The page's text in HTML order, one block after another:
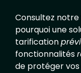
Consultez
pourquoi une
tarification
fonctionnalités
de protéger